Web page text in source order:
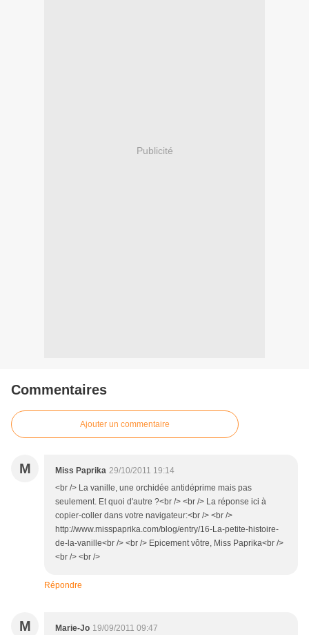
Publicité
Commentaires
Ajouter un commentaire
M Miss Paprika 29/10/2011 19:14
<br /> La vanille, une orchidée antidéprime mais pas
seulement. Et quoi d'autre ?<br /> <br /> La réponse ici à
copier-coller dans votre navigateur:<br /> <br />
http://www.misspaprika.com/blog/entry/16-La-petite-histoire-
de-la-vanille<br /> <br /> Epicement vôtre, Miss Paprika<br />
<br /> <br />
Répondre
M Marie-Jo 19/09/2011 09:47